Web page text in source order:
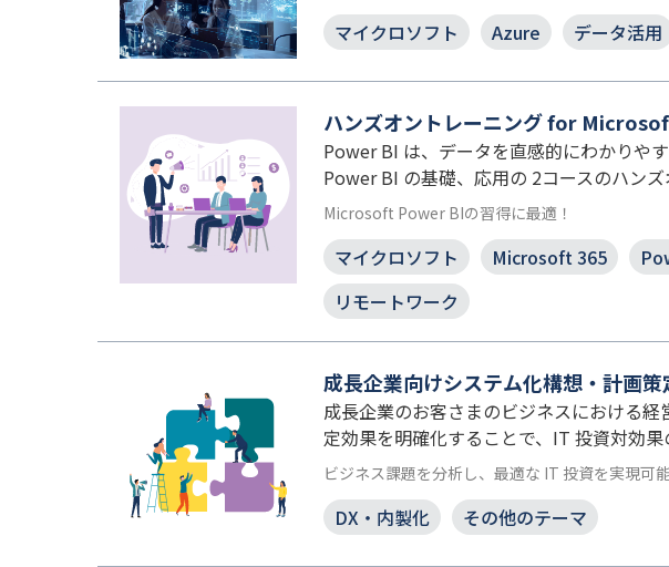
マイクロソフト Azure データ活用
ハンズオントレーニング for
Power BI は、データを直感的にわかりや
Power BI の基礎、応用の 2コースのハンズ
Microsoft Power BIの習得に最適！
マイクロソフト Microsoft 365
リモートワーク
成長企業向けシステム化構想・計画
成長企業のお客さまのビジネスにおける
定効果を明確化することで、IT 投資対効果
ビジネス課題を分析し、最適な IT 投資を実現可
DX・内製化 その他のテーマ